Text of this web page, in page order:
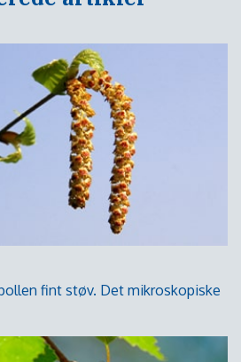
fint støv. Det mikroskopiske